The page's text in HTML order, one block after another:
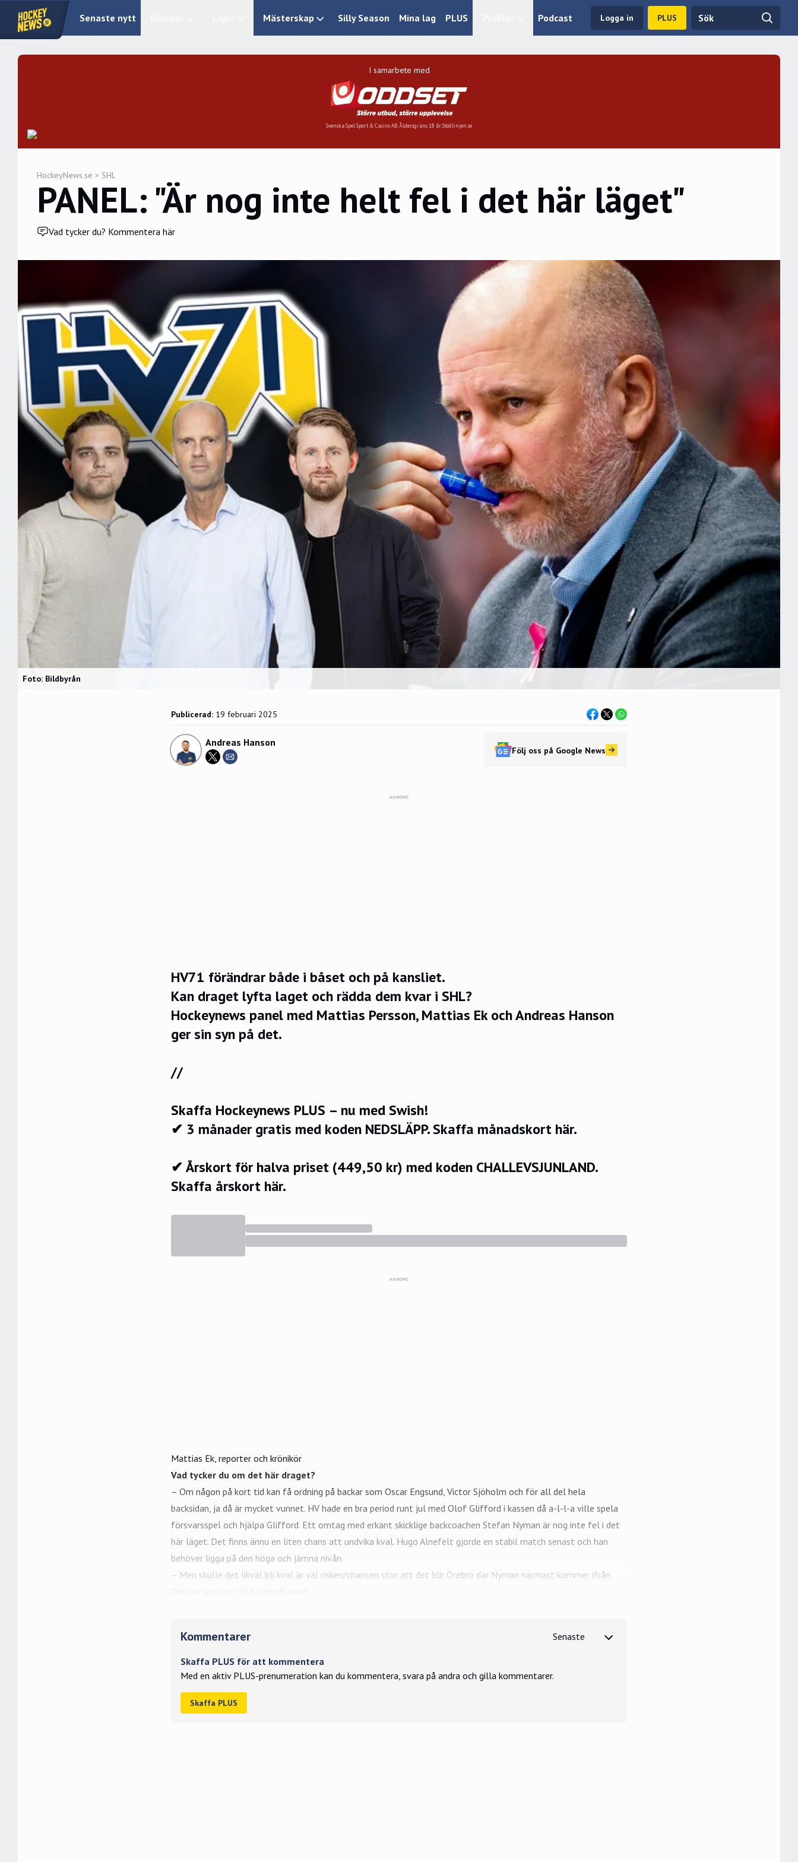
Senaste nytt Mästerskap Silly Season Mina lag PLUS Podcast Logga in PLUS
I samarbete med
Svenska Spel Sport & Casino AB. Åldersgräns 18 år. Stödlinjen.se
HockeyNews.se > SHL
PANEL: "Är nog inte helt fel i det här läget"
Vad tycker du? Kommentera här
Foto: Bildbyrån
Publicerad: 19 februari 2025
Andreas Hanson
Följ oss på Google News
ANNONS
HV71 förändrar både i båset och på kansliet.
Kan draget lyfta laget och rädda dem kvar i SHL?
Hockeynews panel med Mattias Persson, Mattias Ek och Andreas Hanson
ger sin syn på det.
//
Skaffa Hockeynews PLUS – nu med Swish!
✔ 3 månader gratis med koden NEDSLÄPP.Skaffa månadskort här.
✔ Årskort för halva priset (449,50 kr) med koden CHALLEVSJUNLAND.
Skaffa årskort här.
ANNONS
Mattias Ek, reporter och krönikör
Vad tycker du om det här draget?
– Om någon på kort tid kan få ordning på backar som Oscar Engsund, Victor Sjöholm och för all del hela
backsidan, ja då är mycket vunnet. HV hade en bra period runt jul med Olof Glifford i kassen då a-l-l-a ville spela
försvarsspel och hjälpa Glifford. Ett omtag med erkänt skicklige backcoachen Stefan Nyman är nog inte fel i det
här läget. Det finns ännu en liten chans att undvika kval. Hugo Alnefelt gjorde en stabil match senast och han
behöver ligga på den höga och jämna nivån.
– Men skulle det likväl bli kval är väl risken/chansen stor att det blir Örebro där Nyman närmast kommer ifrån.
Kommentarer
Skaffa PLUS för att kommentera
Med en aktiv PLUS-prenumeration kan du kommentera, svara på andra och gilla kommentarer.
Skaffa PLUS